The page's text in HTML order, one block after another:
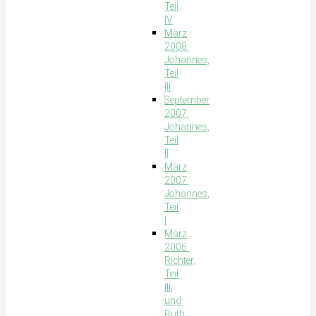
Teil
IV
März
2008:
Johannes,
Teil
September
2007:
Johannes,
Teil
März
2007:
Johannes,
Teil
März
2006:
Richter,
Teil
und